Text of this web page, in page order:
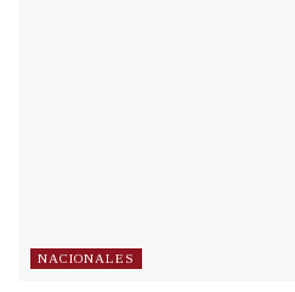
NACIONALES